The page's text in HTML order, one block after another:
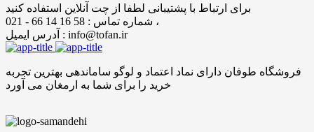
برای ارتباط با پشتیبانی لطفا از چت آنلاین استفاده کنید
شماره تماس : 58 16 14 66 - 021 ،
آدرس ایمیل : info@tofan.ir
فروشگاه طوفان دارای نماد اعتماد و لوگو ساماندهی بهترین تجربه
خرید را برای شما به ارمغان می آورد